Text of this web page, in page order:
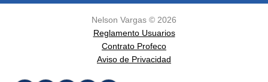
Nelson Vargas © 2026
Reglamento Usuarios
Contrato Profeco
Aviso de Privacidad